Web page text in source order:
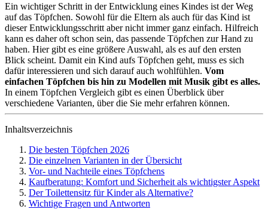
Ein wichtiger Schritt in der Entwicklung eines Kindes ist der Weg
auf das Töpfchen. Sowohl für die Eltern als auch für das Kind ist
dieser Entwicklungsschritt aber nicht immer ganz einfach. Hilfreich
kann es daher oft schon sein, das passende Töpfchen zur Hand zu
haben. Hier gibt es eine größere Auswahl, als es auf den ersten
Blick scheint. Damit ein Kind aufs Töpfchen geht, muss es sich
dafür interessieren und sich darauf auch wohlfühlen. Vom
einfachen Töpfchen bis hin zu Modellen mit Musik gibt es alles.
In einem Töpfchen Vergleich gibt es einen Überblick über
verschiedene Varianten, über die Sie mehr erfahren können.
Inhaltsverzeichnis
Die besten Töpfchen 2026
Die einzelnen Varianten in der Übersicht
Vor- und Nachteile eines Töpfchens
Kaufberatung: Komfort und Sicherheit als wichtigster Aspekt
Der Toilettensitz für Kinder als Alternative?
Wichtige Fragen und Antworten